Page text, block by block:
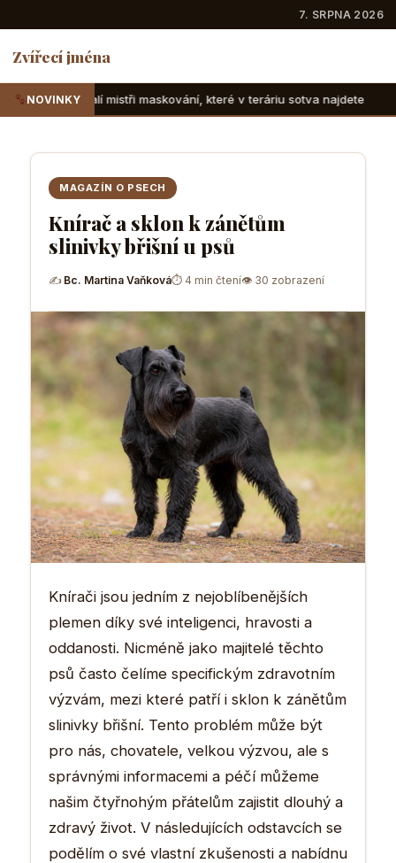
7. SRPNA 2026
Zvířecí jména
NOVINKYkteré v teráriu sotva najdete Suchozemské
MAGAZÍN O PSECH
Knírač a sklon k zánětům
slinivky břišní u psů
✍ Bc. Martina Vaňková⏱ 4 min čtení👁 30 zobrazení
Knírači jsou jedním z nejoblíbenějších
plemen díky své inteligenci, hravosti a
oddanosti. Nicméně jako majitelé těchto
psů často čelíme specifickým zdravotním
výzvám, mezi které patří i sklon k zánětům
slinivky břišní. Tento problém může být
pro nás, chovatele, velkou výzvou, ale s
správnými informacemi a péčí můžeme
našim čtyřnohým přátelům zajistit dlouhý a
zdravý život. V následujících odstavcích se
podělím o své vlastní zkušenosti a nabídnu